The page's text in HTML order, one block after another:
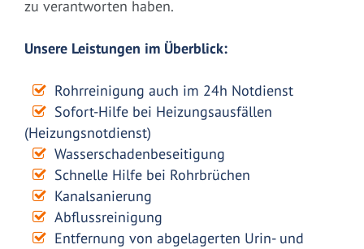
zu verantworten haben.
Unsere Leistungen im Überblick:
Rohrreinigung auch im 24h Notdienst
Sofort-Hilfe bei Heizungsausfällen
(Heizungsnotdienst)
Wasserschadenbeseitigung
Schnelle Hilfe bei Rohrbrüchen
Kanalsanierung
Abflussreinigung
Entfernung von abgelagerten Urin- und